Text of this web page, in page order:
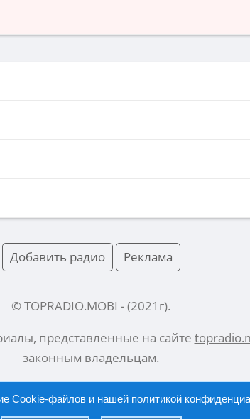
Добавить радио Реклама
© TOPRADIO.MOBI - (2021 г).
представленные на сайте
законным владельцам.
Cookie-файлов и нашей политикой